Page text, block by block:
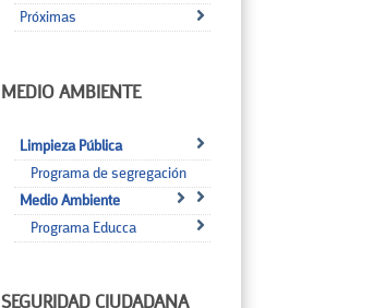
Próximas
MEDIO AMBIENTE
Limpieza Pública
Programa de segregación
Medio Ambiente
Programa Educca
SEGURIDAD CIUDADANA